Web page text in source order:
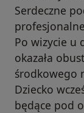
Serdeczne
Po wizycie u
okazała
środkowego
Dziecko
będące pod